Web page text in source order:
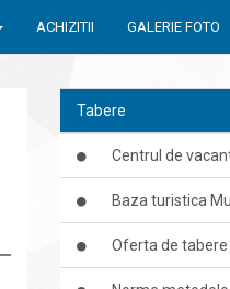
ACHIZITII GALERIE FOTO
Tabere
Centrul de
Baza turistica
Oferta de tabere